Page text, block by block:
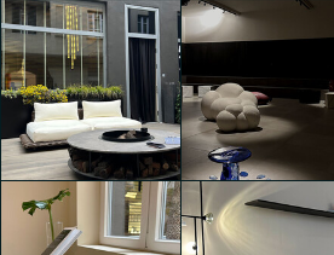
Matteo Cibic presenta
LAKAPOLIESIS @
Fondazione Luigi Rovati
Isabella Erika
Schmalzbauer
Matteo Cibic presenta
LAKAPOLIESIS @
Fondazione Luigi Rovati
Isabella Erika
Schmalzbauer